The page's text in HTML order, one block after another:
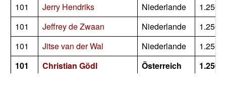
101
Jerry Hendriks Niederlande
1.250
101
Jeffrey de Zwaan Niederlande
1.250
101
Jitse van der Wal Niederlande
1.250
101
Christian Gödl Österreich
1.250